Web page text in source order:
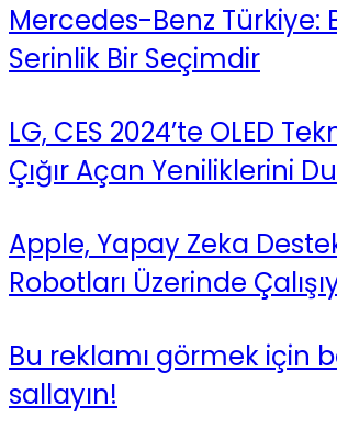
Mercedes-Benz Türkiye:
Serinlik Bir Seçimdir
LG, CES 2024’te OLED
Çığır Açan Yeniliklerini
Apple, Yapay Zeka
Robotları Üzerinde
Bu reklamı görmek için
sallayın!